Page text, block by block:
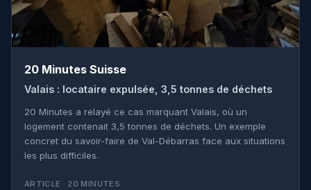
20 Minutes Suisse
Valais : locataire expulsée, 3,5 tonnes de déchets
20 Minutes a relayé ce cas marquant Valais, où un
logement contenait 3,5 tonnes de déchets. Un exemple
concret du savoir-faire de Val-Débarras face aux situations
les plus difficiles.
ARTICLE · 20 MINUTES